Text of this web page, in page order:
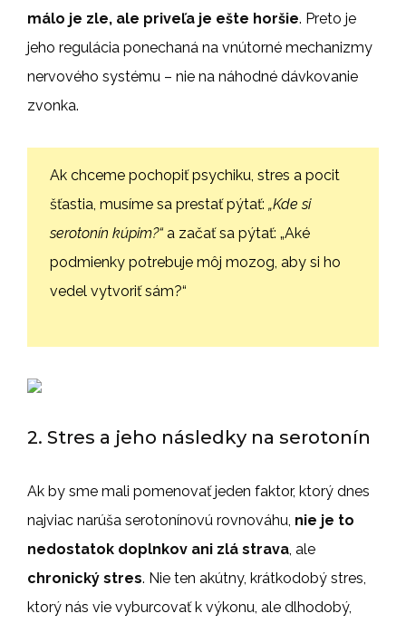
málo je zle, ale priveľa je ešte horšie. Preto je
jeho regulácia ponechaná na vnútorné mechanizmy
nervového systému – nie na náhodné dávkovanie
zvonka.
Ak chceme pochopiť psychiku, stres a pocit
šťastia, musíme sa prestať pýtať: „Kde si
serotonín kúpim?“ a začať sa pýtať: „Aké
podmienky potrebuje môj mozog, aby si ho
vedel vytvoriť sám?“
2. Stres a jeho následky na serotonín
Ak by sme mali pomenovať jeden faktor, ktorý dnes
najviac narúša serotonínovú rovnováhu, nie je to
nedostatok doplnkov ani zlá strava, ale
chronický stres. Nie ten akútny, krátkodobý stres,
ktorý nás vie vyburcovať k výkonu, ale dlhodobý,